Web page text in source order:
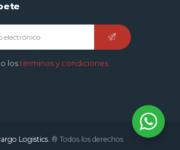
lostérminos y condiciones.
Logistics. ® Todos los derechos